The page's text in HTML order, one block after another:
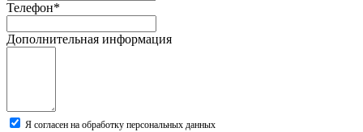
Телефон*
Дополнительная информация
Я согласен на обработку персональных данных